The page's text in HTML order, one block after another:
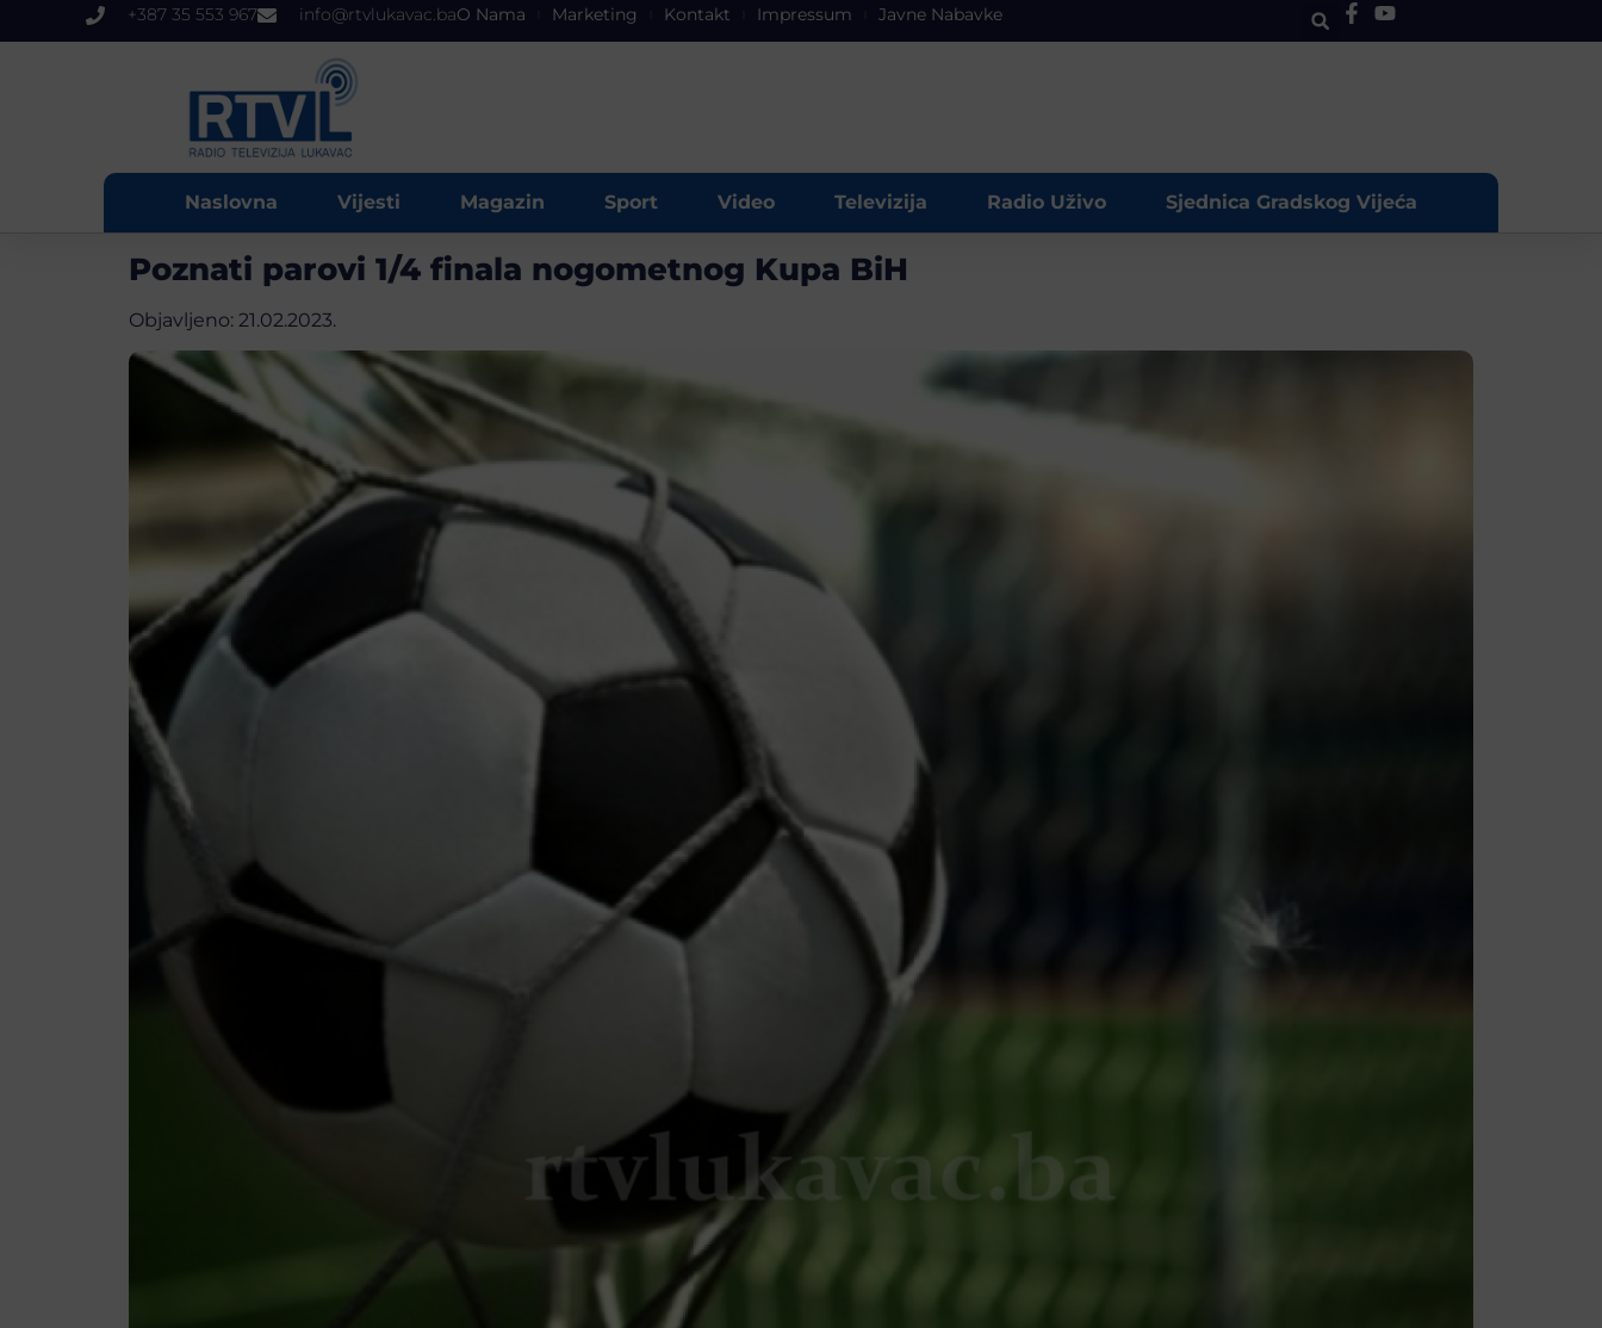
+387 35 553 967 info@rtvlukavac.baO Nama Marketing Kontakt Impressum Javne Nabavke
Naslovna Vijesti Magazin Sport Video Televizija Radio Uživo Sjednica Gradskog Vijeća
Poznati parovi 1/4 finala nogometnog Kupa BiH
Objavljeno: 21.02.2023.